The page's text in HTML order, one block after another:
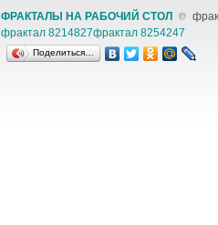
ФРАКТАЛЫ НА РАБОЧИЙ СТОЛ
фрактал 8214827фрактал 8254247
Поделиться…